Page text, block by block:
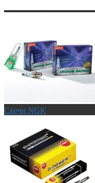
Свечи NGK